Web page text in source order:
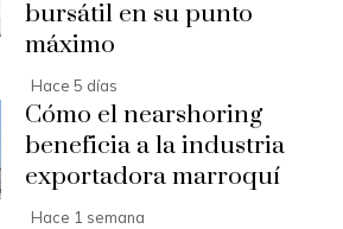
bursátil en su punto
máximo
Hace 5 días
Cómo el nearshoring
beneficia a la industria
exportadora marroquí
Hace 1 semana